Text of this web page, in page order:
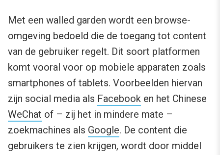
Met een walled garden wordt een browse-
omgeving bedoeld die de toegang tot content
van de gebruiker regelt. Dit soort platformen
komt vooral voor op mobiele apparaten zoals
smartphones of tablets. Voorbeelden hiervan
zijn social media als Facebook en het Chinese
WeChat of – zij het in mindere mate –
zoekmachines als Google. De content die
gebruikers te zien krijgen, wordt door middel